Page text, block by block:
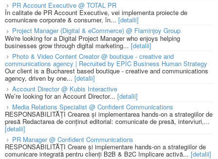
PR Account Executive @ TOTAL PR
În calitate de PR Account Executive, vei implementa proiecte de
comunicare corporate & consumer, în... [detalii]
Project Manager (Digital & eCommerce) @ Flaminjoy Group
We're looking for a Digital Project Manager who enjoys helping
businesses grow through digital marketing... [detalii]
Photo & Video Content Creator @ boutique - creative and
communications agency | Recruited by EPIC Business Human Strategy
Our client is a Bucharest based boutique - creative and communications
agency, driven by one... [detalii]
Account Director @ Kubis Interactive
We’re looking for an Account Director... [detalii]
Media Relations Specialist @ Confident Communications
RESPONSABILITĂȚI Crearea și implementarea hands-on a strategiilor de
presă Redactarea de conținut editorial: comunicate de presă, interviuri,...
[detalii]
PR Manager @ Confident Communications
RESPONSABILITĂȚI Creare și implementare hands-on a strategiilor de
comunicare integrată pentru clienți B2B & B2C Implicare activă... [detalii]